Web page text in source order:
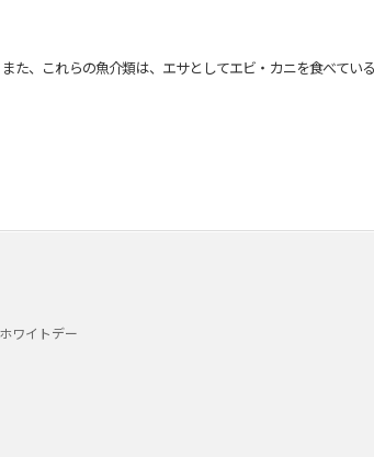
、これらの魚介類は、エサとしてエビ・カニを食べている
ホワイトデー